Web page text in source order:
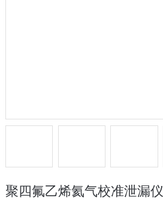
聚四氟乙烯氦气校准泄漏仪